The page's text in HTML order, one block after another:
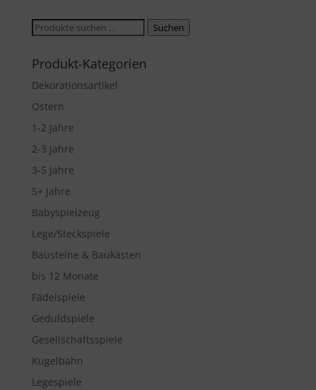
Suche
Suchen
Produkt-Kategorien
Dekorationsartikel
Ostern
1-2 Jahre
2-3 Jahre
3-5 Jahre
5+ Jahre
Babyspielzeug
Lege/Steckspiele
Bausteine & Baukästen
bis 12 Monate
Fädelspiele
Geduldspiele
Gesellschaftsspiele
Kugelbahn
Legespiele